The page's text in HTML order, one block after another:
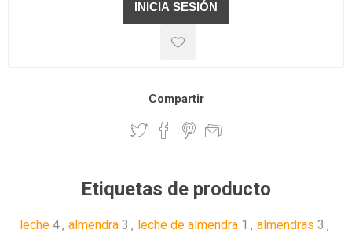
Compartir
Etiquetas de producto
leche 4, almendra 3 , leche de almendra 1 , almendras 3 ,